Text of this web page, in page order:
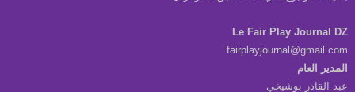
Le Fair Play Journal DZ
fairplayjournal@gmail.com
المدير العام
عبد القادر بوشيخي